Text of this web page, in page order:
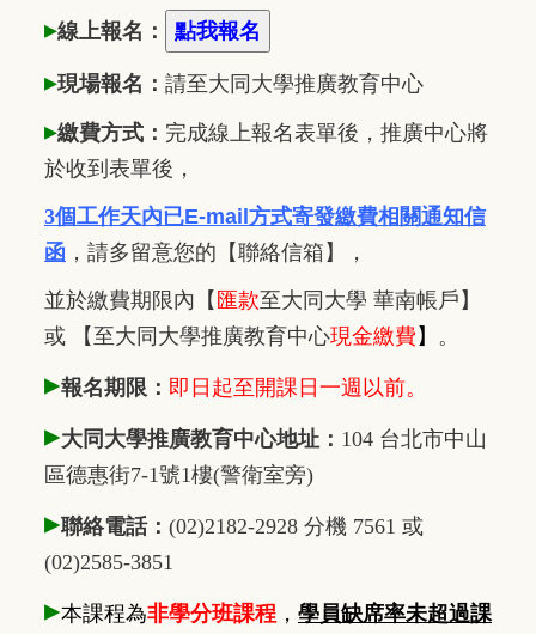
▸線上報名：
▸現場報名： 請至大同大學推廣教育中心
▸繳費方式： 完成線上報名表單後，推廣中心將
於收到表單後，
3個工作天內已E-mail方式寄發繳費相關通知信
函 ， 請多留意您的【聯絡信箱】，
並於繳費期限內 【 匯款至大同大學 華南帳戶】
或 【至大同大學推廣教育中心現金繳費 】 。
▸報名期限： 即日起至開課日一週以前。
▸大同大學推廣教育中心地址： 104 台北市中山
區德惠街7-1號1樓(警衛室旁)
▸聯絡電話： (02)2182-2928 分機 7561 或
(02)2585-3851
▸本課程為非學分班課程 ， 學員缺席率未超過課